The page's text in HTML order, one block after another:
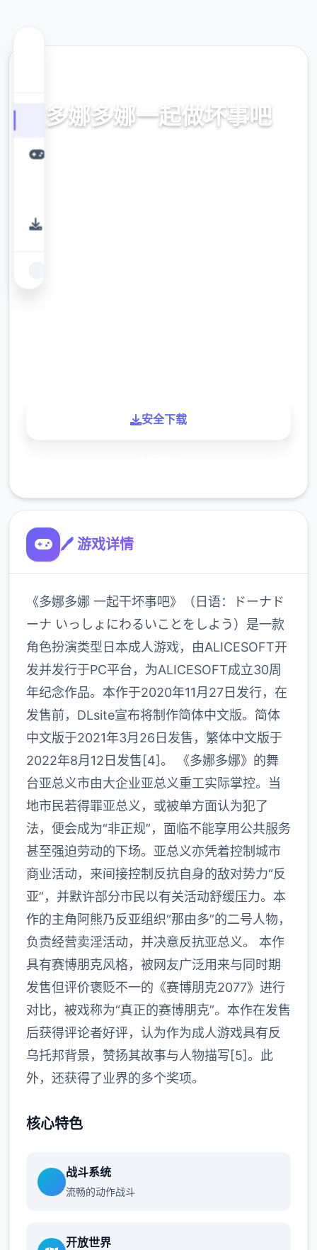
多娜多娜一起做坏事吧
官方中文，中文下载，中文入口，官网入口，
安全下载
🖊️ 游戏详情
《多娜多娜 一起干坏事吧》（日语：ドーナド
ーナ いっしょにわるいことをしよう）是一款
角色扮演类型日本成人游戏，由ALICESOFT开
发并发行于PC平台，为ALICESOFT成立30周
年纪念作品。本作于2020年11月27日发行，在
发售前，DLsite宣布将制作简体中文版。简体
中文版于2021年3月26日发售，繁体中文版于
2022年8月12日发售[4]。 《多娜多娜》的舞
台亚总义市由大企业亚总义重工实际掌控。当
地市民若得罪亚总义，或被单方面认为犯了
法，便会成为“非正规”，面临不能享用公共服务
甚至强迫劳动的下场。亚总义亦凭着控制城市
商业活动，来间接控制反抗自身的敌对势力“反
亚”，并默许部分市民以有关活动舒缓压力。本
作的主角阿熊乃反亚组织“那由多”的二号人物，
负责经营卖淫活动，并决意反抗亚总义。 本作
具有赛博朋克风格，被网友广泛用来与同时期
发售但评价褒贬不一的《赛博朋克2077》进行
对比，被戏称为“真正的赛博朋克”。本作在发售
后获得评论者好评，认为作为成人游戏具有反
乌托邦背景，赞扬其故事与人物描写[5]。此
外，还获得了业界的多个奖项。
核心特色
战斗系统
流畅的动作战斗
开放世界